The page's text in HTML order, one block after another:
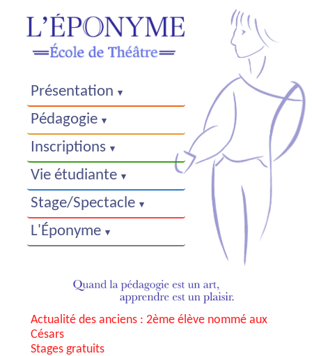
Présentation
Pédagogie
Inscriptions
Vie étudiante
Stage/Spectacle
L'Éponyme
Actualité des anciens : 2ème élève nommé aux
Césars
Stages gratuits